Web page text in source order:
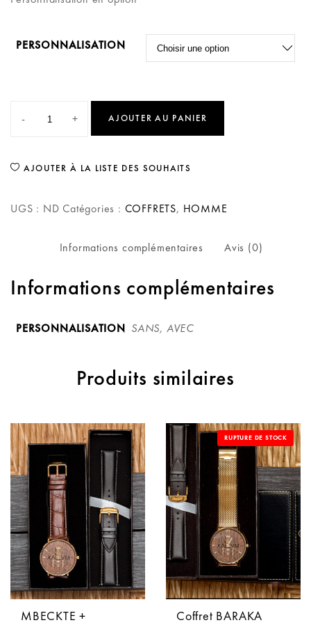
PERSONNALISATION
- + AJOUTER AU PANIER
AJOUTER À LA LISTE DES SOUHAITS
UGS : ND Catégories : COFFRETS, HOMME
Informations complémentaires Avis (0)
Informations complémentaires
PERSONNALISATION SANS, AVEC
Produits similaires
MBECKTE +
RUPTURE DE STOCK
Coffret BARAKA